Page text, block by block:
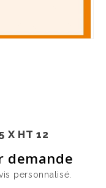
X HT 12
demande
personnalisé.